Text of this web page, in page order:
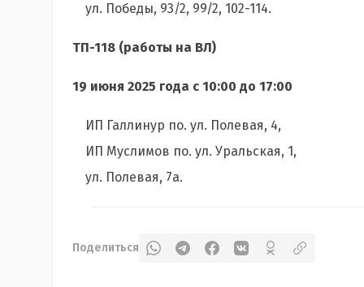
ул. Победы, 93/2, 99/2, 102-114.
ТП-118 (работы на ВЛ)
19 июня 2025 года с 10:00 до 17:00
ИП Галлинур по. ул. Полевая, 4,
ИП Муслимов по. ул. Уральская, 1,
ул. Полевая, 7а.
Поделиться